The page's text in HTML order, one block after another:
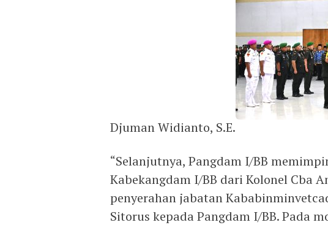
Djuman Widianto, S.E.
“Selanjutnya, Pangdam I/BB
Kabekangdam I/BB dari Kolonel Cba
penyerahan jabatan
Sitorus kepada Pangdam I/BB. Pada